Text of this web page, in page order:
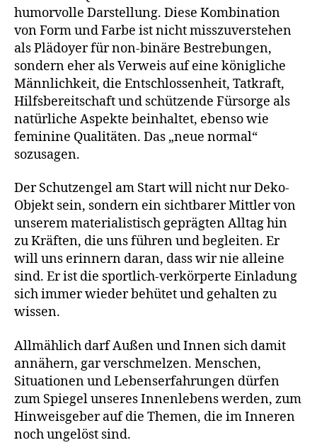
humorvolle Darstellung. Diese Kombination
von Form und Farbe ist nicht misszuverstehen
als Plädoyer für non-binäre Bestrebungen,
sondern eher als Verweis auf eine königliche
Männlichkeit, die Entschlossenheit, Tatkraft,
Hilfsbereitschaft und schützende Fürsorge als
natürliche Aspekte beinhaltet, ebenso wie
feminine Qualitäten. Das „neue normal“
sozusagen.
Der Schutzengel am Start will nicht nur Deko-
Objekt sein, sondern ein sichtbarer Mittler von
unserem materialistisch geprägten Alltag hin
zu Kräften, die uns führen und begleiten. Er
will uns erinnern daran, dass wir nie alleine
sind. Er ist die sportlich-verkörperte Einladung
sich immer wieder behütet und gehalten zu
wissen.
Allmählich darf Außen und Innen sich damit
annähern, gar verschmelzen. Menschen,
Situationen und Lebenserfahrungen dürfen
zum Spiegel unseres Innenlebens werden, zum
Hinweisgeber auf die Themen, die im Inneren
noch ungelöst sind.